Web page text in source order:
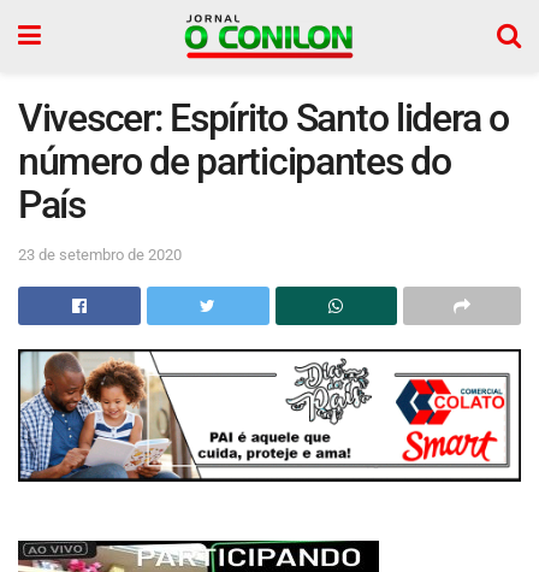
Vivescer: Espírito Santo lidera o
número de participantes do
País
23 de setembro de 2020